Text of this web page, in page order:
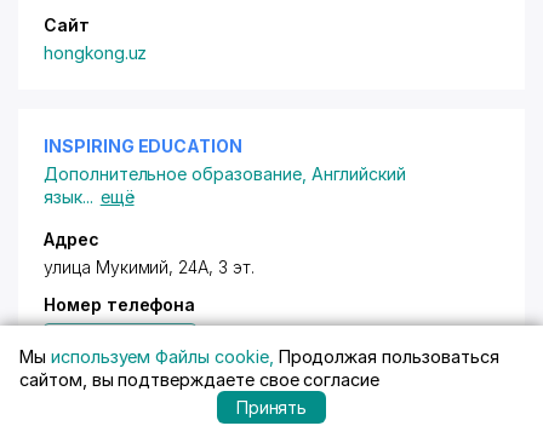
Сайт
hongkong.uz
INSPIRING EDUCATION
Дополнительное образование, Английский
язык... ещё
Адрес
улица Мукимий, 24А, 3 эт.
Номер телефона
E-mail
inspiringeducate@gmail.com
Мы используем Файлы cookie, Продолжая пользоваться
сайтом, вы подтверждаете свое согласие
Принять